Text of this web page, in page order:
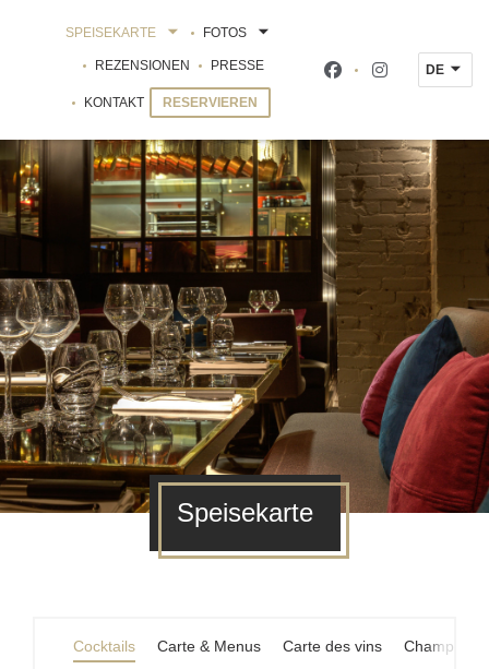
SPEISEKARTE FOTOS
REZENSIONEN PRESSE
KONTAKT RESERVIEREN
Facebook ((öffnet
Instagram
DE
Speisekarte
Cocktails Carte & Menus Carte des vins